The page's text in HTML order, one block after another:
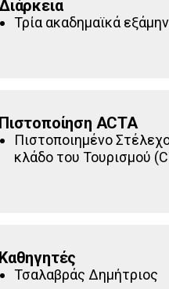
Τρία ακαδημαϊκά
Πιστοποίηση ACTA
Πιστοποιημένο
κλάδο του Τουρισμού
Καθηγητές
Τσαλαβράς Δημήτριος